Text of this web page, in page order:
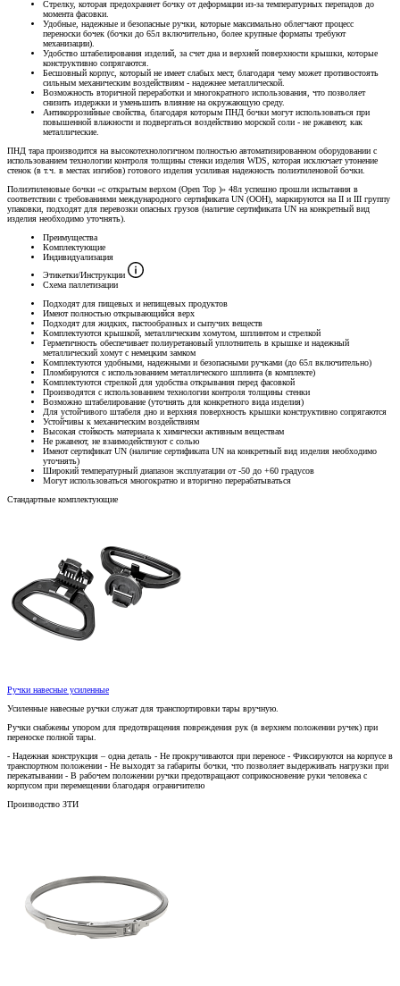
Стрелку, которая предохраняет бочку от деформации из-за температурных перепадов до
момента фасовки.
Удобные, надежные и безопасные ручки, которые максимально облегчают процесс
переноски бочек (бочки до 65л включительно, более крупные форматы требуют
механизации).
Удобство штабелирования изделий, за счет дна и верхней поверхности крышки, которые
конструктивно сопрягаются.
Бесшовный корпус, который не имеет слабых мест, благодаря чему может противостоять
сильным механическим воздействиям - надежнее металлической.
Возможность вторичной переработки и многократного использования, что позволяет
снизить издержки и уменьшить влияние на окружающую среду.
Антикоррозийные свойства, благодаря которым ПНД бочки могут использоваться при
повышенной влажности и подвергаться воздействию морской соли - не ржавеют, как
металлические.
ПНД тара производится на высокотехнологичном полностью автоматизированном оборудовании с
использованием технологии контроля толщины стенки изделия WDS, которая исключает утонение
стенок (в т.ч. в местах изгибов) готового изделия усиливая надежность полиэтиленовой бочки.
Полиэтиленовые бочки «с открытым верхом (Open Top )» 48л успешно прошли испытания в
соответствии с требованиями международного сертификата UN (ООН), маркируются на II и III группу
упаковки, подходят для перевозки опасных грузов (наличие сертификата UN на конкретный вид
изделия необходимо уточнять).
Преимущества
Комплектующие
Индивидуализация
Этикетки/Инструкции
Схема паллетизации
Подходят для пищевых и непищевых продуктов
Имеют полностью открывающийся верх
Подходят для жидких, пастообразных и сыпучих веществ
Комплектуются крышкой, металлическим хомутом, шплинтом и стрелкой
Герметичность обеспечивает полиуретановый уплотнитель в крышке и надежный
металлический хомут с немецким замком
Комплектуются удобными, надежными и безопасными ручками (до 65л включительно)
Пломбируются с использованием металлического шплинта (в комплекте)
Комплектуются стрелкой для удобства открывания перед фасовкой
Производятся с использованием технологии контроля толщины стенки
Возможно штабелирование (уточнять для конкретного вида изделия)
Для устойчивого штабеля дно и верхняя поверхность крышки конструктивно сопрягаются
Устойчивы к механическим воздействиям
Высокая стойкость материала к химически активным веществам
Не ржавеют, не взаимодействуют с солью
Имеют сертификат UN (наличие сертификата UN на конкретный вид изделия необходимо
уточнять)
Широкий температурный диапазон эксплуатации от -50 до +60 градусов
Могут использоваться многократно и вторично перерабатываться
Стандартные комплектующие
Ручки навесные усиленные
Усиленные навесные ручки служат для транспортировки тары вручную.
Ручки снабжены упором для предотвращения повреждения рук (в верхнем положении ручек) при
переноске полной тары.
- Надежная конструкция – одна деталь - Не прокручиваются при переносе - Фиксируются на корпусе в
транспортном положении - Не выходят за габариты бочки, что позволяет выдерживать нагрузки при
перекатывании - В рабочем положении ручки предотвращают соприкосновение руки человека с
корпусом при перемещении благодаря ограничителю
Производство ЗТИ